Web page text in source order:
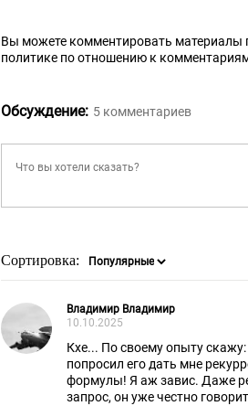
Вы можете комментировать материалы
политике по отношению к
Обсуждение: 5 комментариев
Сортировка:
Владимир Владимир
10.10.2025
Кхе... По своему опыту
попросил его дать мне
формулы! Я аж завис. Даже
запрос, он уже честно